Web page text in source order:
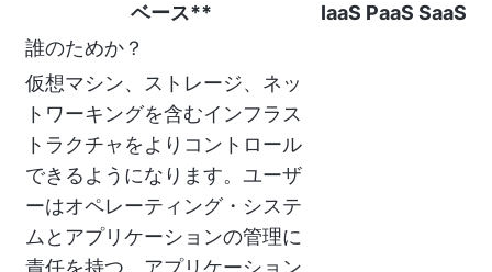
ベース** IaaS PaaS SaaS
誰のためか？
仮想マシン、ストレージ、ネッ
トワーキングを含むインフラス
トラクチャをよりコントロール
できるようになります。ユーザ
ーはオペレーティング・システ
ムとアプリケーションの管理に
責任を持つ。アプリケーション